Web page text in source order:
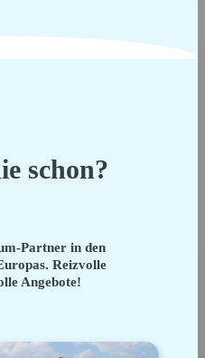
schon?
Partner in den
Reizvolle
Angebote!